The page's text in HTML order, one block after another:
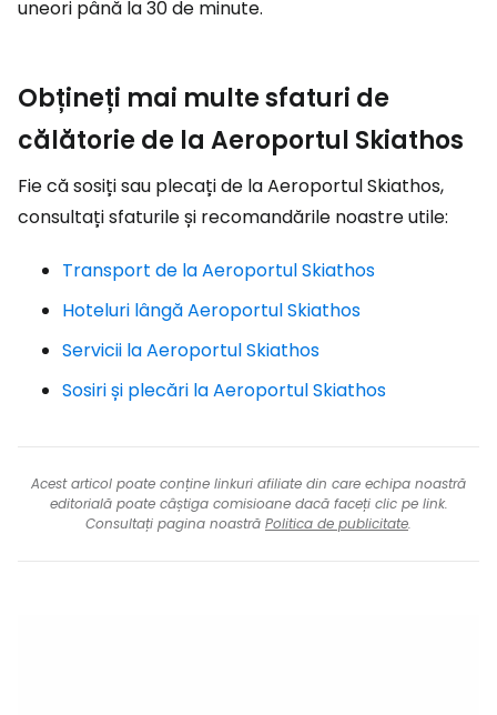
uneori până la 30 de minute.
Obțineți mai multe sfaturi de
călătorie de la Aeroportul Skiathos
Fie că sosiți sau plecați de la Aeroportul Skiathos,
consultați sfaturile și recomandările noastre utile:
Transport de la Aeroportul Skiathos
Hoteluri lângă Aeroportul Skiathos
Servicii la Aeroportul Skiathos
Sosiri și plecări la Aeroportul Skiathos
Acest articol poate conține linkuri afiliate din care echipa noastră
editorială poate câștiga comisioane dacă faceți clic pe link.
Consultați pagina noastră Politica de publicitate.